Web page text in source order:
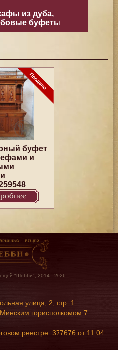
из дуба,
буфеты
буфет
и
"Шебби", 2014 - 2026
улица, 2, стр. 1
горисполкомом 7
реестре: 377676 от 11 04